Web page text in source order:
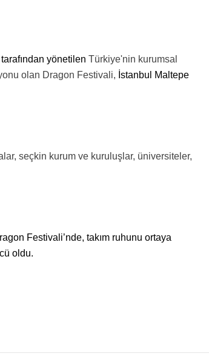
yönetilen Türkiye'nin kurumsal
olan Dragon Festivali, İstanbul Maltepe
seçkin kurum ve kuruluşlar, üniversiteler,
Festivali’nde, takım ruhunu ortaya
oldu.